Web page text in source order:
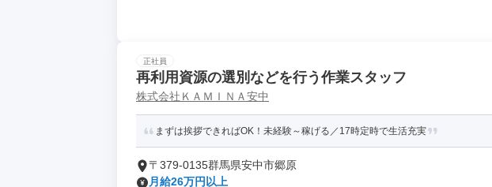
正社員
再利用資源の選別などを行う作業スタッフ
株式会社ＫＡＭＩＮＡ安中
まずは挨拶できればOK！未経験～稼げる／17時定時で生活充実
〒379-0135群馬県安中市郷原
月給26万円以上